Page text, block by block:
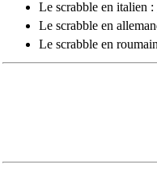
Le scrabble en italien :
Le scrabble en
Le scrabble en